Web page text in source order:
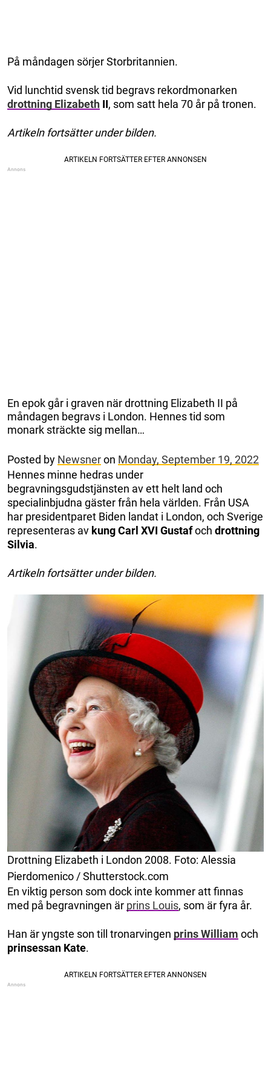
På måndagen sörjer Storbritannien.
Vid lunchtid svensk tid begravs rekordmonarken
drottning Elizabeth II, som satt hela 70 år på tronen.
Artikeln fortsätter under bilden.
En epok går i graven när drottning Elizabeth II på
måndagen begravs i London. Hennes tid som
monark sträckte sig mellan…
Posted by Newsneron Monday, September 19, 2022
Hennes minne hedras under
begravningsgudstjänsten av ett helt land och
specialinbjudna gäster från hela världen. Från USA
har presidentparet Biden landat i London, och Sverige
representeras av kung Carl XVI Gustafoch drottning
Silvia.
Artikeln fortsätter under bilden.
Drottning Elizabeth i London 2008. Foto: Alessia
Pierdomenico / Shutterstock.com
En viktig person som dock inte kommer att finnas
med på begravningen är prins Louis, som är fyra år.
Han är yngste son till tronarvingen prins William och
prinsessan Kate.